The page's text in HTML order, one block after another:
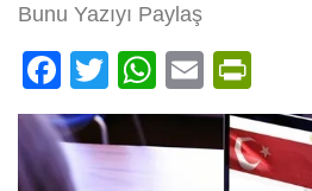
Bunu Yazıyı Paylaş
Facebook
Twitter
WhatsApp
Email